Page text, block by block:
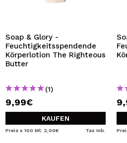
Soap & Glory -
Feuchtigkeitsspendende
Körperlotion The Righteous
Butter
(1)
9,99€
KAUFEN
Preis x 100 Ml: 2,00€ Tax Inb.